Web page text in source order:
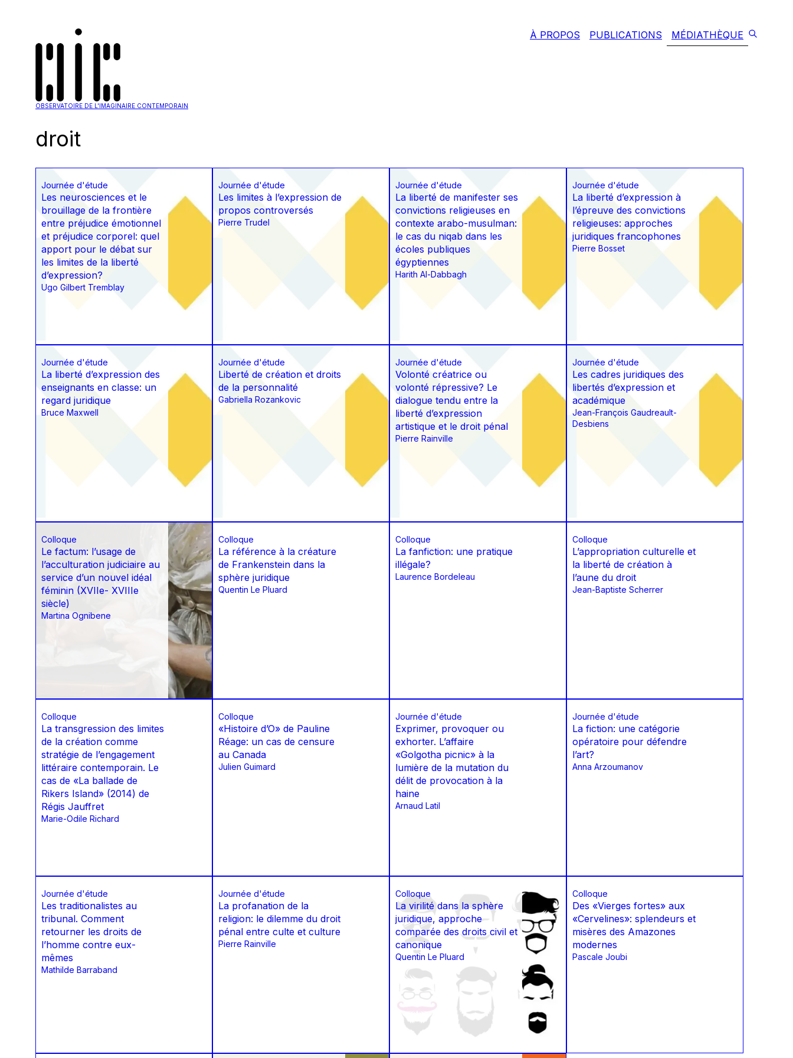
OBSERVATOIRE DE L'IMAGINAIRE CONTEMPORAIN
À PROPOS PUBLICATIONS MÉDIATHÈQUE
droit
Journée d'étude
Les neurosciences et le
brouillage de la frontière
entre préjudice émotionnel
et préjudice corporel: quel
apport pour le débat sur
les limites de la liberté
d’expression?
Ugo Gilbert Tremblay
Journée d'étude
Les limites à l’expression de
propos controversés
Pierre Trudel
Journée d'étude
La liberté de manifester ses
convictions religieuses en
contexte arabo-musulman:
le cas du niqab dans les
écoles publiques
égyptiennes
Harith Al-Dabbagh
Journée d'étude
La liberté d’expression à
l’épreuve des convictions
religieuses: approches
juridiques francophones
Pierre Bosset
Journée d'étude
La liberté d’expression des
enseignants en classe: un
regard juridique
Bruce Maxwell
Journée d'étude
Liberté de création et droits
de la personnalité
Gabriella Rozankovic
Journée d'étude
Volonté créatrice ou
volonté répressive? Le
dialogue tendu entre la
liberté d’expression
artistique et le droit pénal
Pierre Rainville
Journée d'étude
Les cadres juridiques des
libertés d’expression et
académique
Jean-François Gaudreault-
Desbiens
Colloque
Le factum: l’usage de
l’acculturation judiciaire au
service d’un nouvel idéal
féminin (XVIIe- XVIIIe
siècle)
Martina Ognibene
Colloque
La référence à la créature
de Frankenstein dans la
sphère juridique
Quentin Le Pluard
Colloque
La fanfiction: une pratique
illégale?
Laurence Bordeleau
Colloque
L’appropriation culturelle et
la liberté de création à
l’aune du droit
Jean-Baptiste Scherrer
Colloque
La transgression des limites
de la création comme
stratégie de l’engagement
littéraire contemporain. Le
cas de «La ballade de
Rikers Island» (2014) de
Régis Jauffret
Marie-Odile Richard
Colloque
«Histoire d’O» de Pauline
Réage: un cas de censure
au Canada
Julien Guimard
Journée d'étude
Exprimer, provoquer ou
exhorter. L’affaire
«Golgotha picnic» à la
lumière de la mutation du
délit de provocation à la
haine
Arnaud Latil
Journée d'étude
La fiction: une catégorie
opératoire pour défendre
l’art?
Anna Arzoumanov
Journée d'étude
Les traditionalistes au
tribunal. Comment
retourner les droits de
l’homme contre eux-
mêmes
Mathilde Barraband
Journée d'étude
La profanation de la
religion: le dilemme du droit
pénal entre culte et culture
Pierre Rainville
Colloque
La virilité dans la sphère
juridique, approche
comparée des droits civil et
canonique
Quentin Le Pluard
Colloque
Des «Vierges fortes» aux
«Cervelines»: splendeurs et
misères des Amazones
modernes
Pascale Joubi